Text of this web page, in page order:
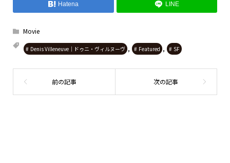
Hatena LINE
Movie
Denis Villeneuve｜ドゥニ・ヴィルヌーヴ , Featured , SF